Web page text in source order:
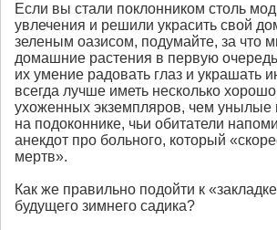
Если вы стали поклонником столь
увлечения и решили украсить свой
зеленым оазисом, подумайте, за что
домашние растения в первую
их умение радовать глаз и украшать
всегда лучше иметь несколько
ухоженных экземпляров, чем унылые
на подоконнике, чьи обитатели
анекдот про больного, который
мертв».
Как же правильно подойти к
будущего зимнего садика?